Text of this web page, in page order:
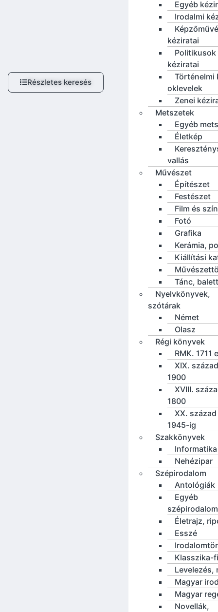
Részletes keresés
Egyéb
Irodalmi
kéziratai
Politikusok
kéziratai
Történelmi
oklevelek
Zenei
Metszetek
Egyéb
Életkép
vallás
Művészet
Építészet
Festészet
Film és
Fotó
Grafika
Kerámia,
Kiállítási
Tánc, balett
Nyelvkönyvek,
szótárak
Német
Olasz
Régi könyvek
RMK. 1711
XIX.
1900
XVIII.
1800
XX.
1945-ig
Szakkönyvek
Informatika
Nehézipar
Szépirodalom
Antológiák
Egyéb
szépirodalom
Életrajz,
Esszé
Klasszika-
Levelezés,
Magyar
Magyar
Novellák,